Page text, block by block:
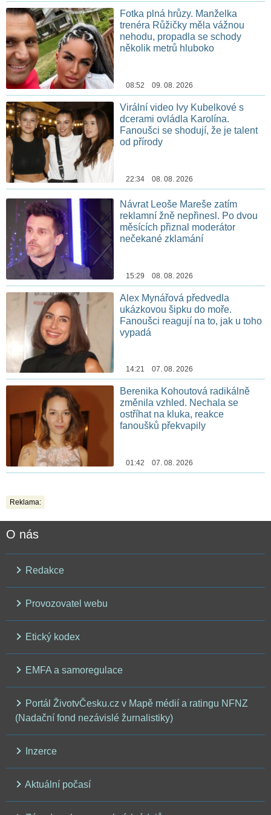
Fotka plná hrůzy. Manželka
trenéra Růžičky měla vážnou
nehodu, propadla se schody
několik metrů hluboko
08:52 09. 08. 2026
Virální video Ivy Kubelkové s
dcerami ovládla Karolína.
Fanoušci se shodují, že je talent
od přírody
22:34 08. 08. 2026
Návrat Leoše Mareše zatím
reklamní žně nepřinesl. Po dvou
měsících přiznal moderátor
nečekané zklamání
15:29 08. 08. 2026
Alex Mynářová předvedla
ukázkovou šipku do moře.
Fanoušci reagují na to, jak u toho
vypadá
14:21 07. 08. 2026
Berenika Kohoutová radikálně
změnila vzhled. Nechala se
ostříhat na kluka, reakce
fanoušků překvapily
01:42 07. 08. 2026
Reklama:
O nás
Redakce
Provozovatel webu
Etický kodex
EMFA a samoregulace
Portál ŽivotvČesku.cz v Mapě médií a ratingu NFNZ
(Nadační fond nezávislé žurnalistiky)
Inzerce
Aktuální počasí